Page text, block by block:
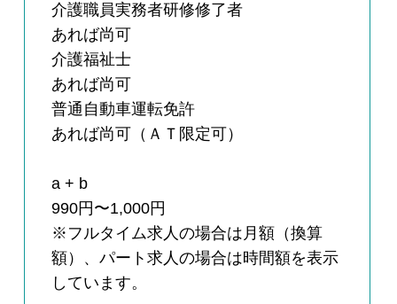
介護職員実務者研修修了者
あれば尚可
介護福祉士
あれば尚可
普通自動車運転免許
あれば尚可（ＡＴ限定可）
a + b
990円〜1,000円
※フルタイム求人の場合は月額（換算
額）、パート求人の場合は時間額を表示
しています。